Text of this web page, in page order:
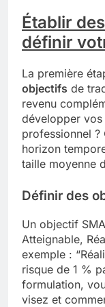
Établir
définir
La première
objectifs de
revenu
développer
professionnel
horizon
taille moyenne
Définir des
Un objectif
Atteignable,
exemple :
risque de 1 %
formulation,
visez et